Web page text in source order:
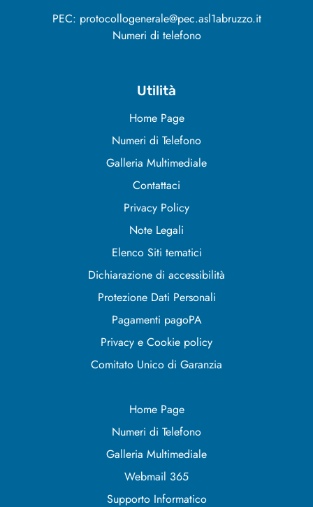
PEC: protocollogenerale@pec.asl1abruzzo.it
Numeri di telefono
Utilità
Home Page
Numeri di Telefono
Galleria Multimediale
Contattaci
Privacy Policy
Note Legali
Elenco Siti tematici
Dichiarazione di accessibilità
Protezione Dati Personali
Pagamenti pagoPA
Privacy e Cookie policy
Comitato Unico di Garanzia
Home Page
Numeri di Telefono
Galleria Multimediale
Webmail 365
Supporto Informatico